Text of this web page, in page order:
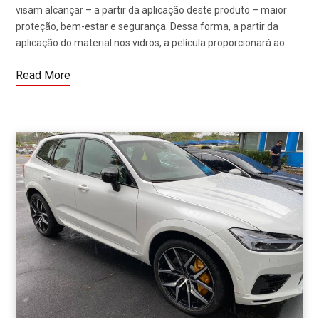
visam alcançar – a partir da aplicação deste produto – maior
proteção, bem-estar e segurança. Dessa forma, a partir da
aplicação do material nos vidros, a película proporcionará ao…
Read More